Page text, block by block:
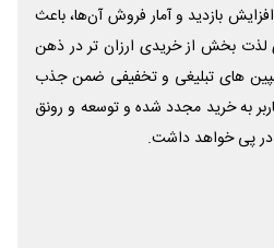
بازدید و آمار فروش آن‌ها، باعث
لذت بخش از خریدی ارزان تر در ذهن
های تبلیغی و تخفیفی ضمن جذب
به خرید مجدد شده و توسعه و رونق
در پی خواهد داشت.